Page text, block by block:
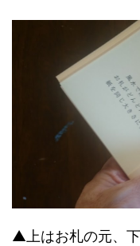
▲上はお札の元、